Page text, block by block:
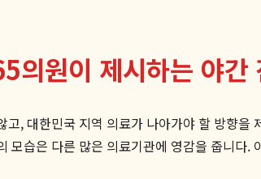
의원이 제시하는 야간
, 대한민국 지역 의료가 나아가야 할 방향
습은 다른 많은 의료기관에 영감을 줍니